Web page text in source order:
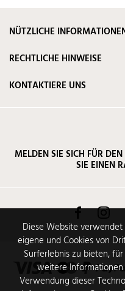
Diese Website
eigene und Cookies von
Surferlebnis zu bieten,
weitere
Verwendung dieser
NÜTZLICHE
RECHTLICHE HINWEISE
KONTAKTIERE UNS
MELDEN SIE SICH FÜR
SIE EINEN
Facebook